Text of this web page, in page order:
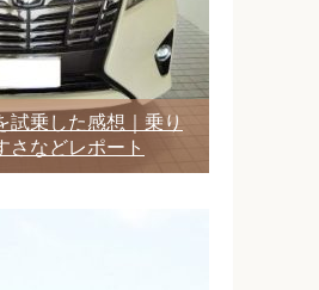
試乗した感想｜乗り
さなどレポート